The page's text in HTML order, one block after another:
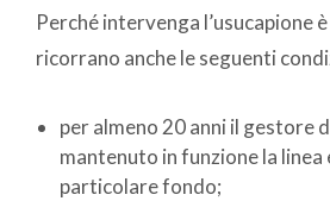
Perché intervenga l’usucapione
ricorrano anche le seguenti
per almeno 20 anni il gestore
mantenuto in funzione la
particolare fondo;